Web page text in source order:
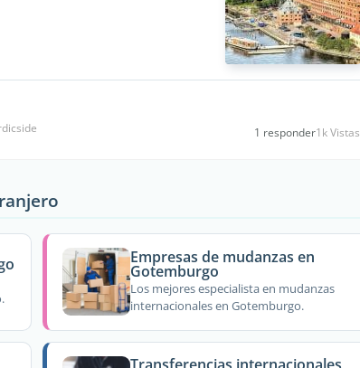
1 responder1k Vistas
Empresas de mudanzas en
Gotemburgo
Los mejores especialista en mudanzas
internacionales en Gotemburgo.